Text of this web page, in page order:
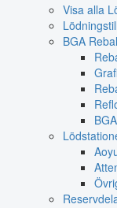
Visa alla
BGA